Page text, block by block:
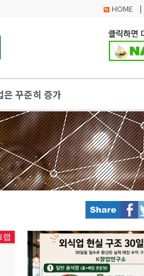
HOME|
꾸준히 증가
정거래지원센터에서 해결하세요
공인 대상 무이자 대출 지원 사업
공공사무원 도움 받고 지원사업 정
하여 철도 역사 내 백년소상공인
랩